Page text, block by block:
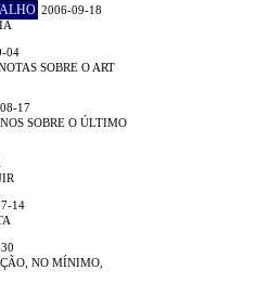
2006-09-18
04
SOBRE O ART
17
SOBRE O ÚLTIMO
14
NO MÍNIMO,